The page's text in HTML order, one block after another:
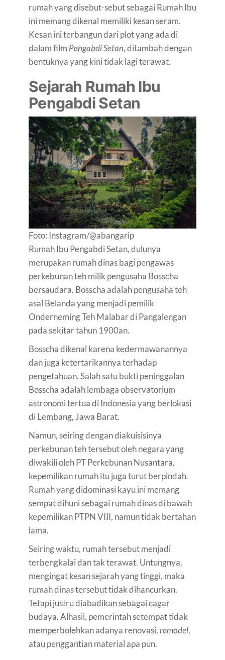
rumah yang disebut-sebut sebagai Rumah Ibu
ini memang dikenal memiliki kesan seram.
Kesan ini terbangun dari plot yang ada di
dalam film Pengabdi Setan, ditambah dengan
bentuknya yang kini tidak lagi terawat.
Sejarah Rumah Ibu
Pengabdi Setan
Foto: Instagram/@abangarip
Rumah Ibu Pengabdi Setan, dulunya
merupakan rumah dinas bagi pengawas
perkebunan teh milik pengusaha Bosscha
bersaudara. Bosscha adalah pengusaha teh
asal Belanda yang menjadi pemilik
Onderneming Teh Malabar di Pangalengan
pada sekitar tahun 1900an.
Bosscha dikenal karena kedermawanannya
dan juga ketertarikannya terhadap
pengetahuan. Salah satu bukti peninggalan
Bosscha adalah lembaga observatorium
astronomi tertua di Indonesia yang berlokasi
di Lembang, Jawa Barat.
Namun, seiring dengan diakuisisinya
perkebunan teh tersebut oleh negara yang
diwakili oleh PT Perkebunan Nusantara,
kepemilikan rumah itu juga turut berpindah.
Rumah yang didominasi kayu ini memang
sempat dihuni sebagai rumah dinas di bawah
kepemilikan PTPN VIII, namun tidak bertahan
lama.
Seiring waktu, rumah tersebut menjadi
terbengkalai dan tak terawat. Untungnya,
mengingat kesan sejarah yang tinggi, maka
rumah dinas tersebut tidak dihancurkan.
Tetapi justru diabadikan sebagai cagar
budaya. Alhasil, pemerintah setempat tidak
memperbolehkan adanya renovasi,remodel,
atau penggantian material apa pun.